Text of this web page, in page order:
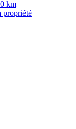
km
propriété